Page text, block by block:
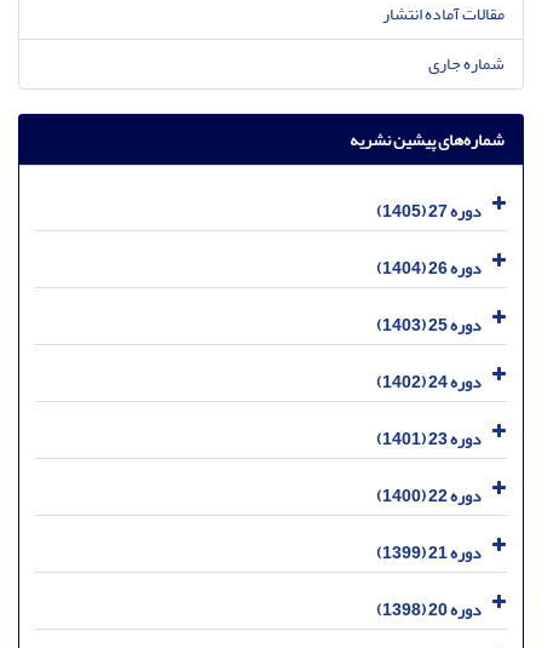
مقالات آماده انتشار
شماره جاری
شماره‌های پیشین نشریه
دوره 27 (1405)
دوره 26 (1404)
دوره 25 (1403)
دوره 24 (1402)
دوره 23 (1401)
دوره 22 (1400)
دوره 21 (1399)
دوره 20 (1398)